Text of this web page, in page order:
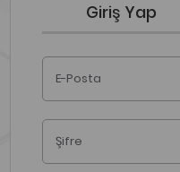
Giriş Yap
E-Posta
Şifre